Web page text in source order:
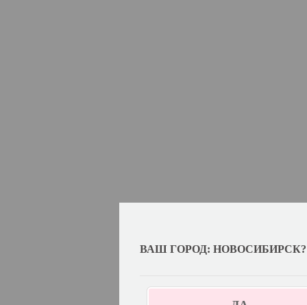
ВАШ ГОРОД: НОВОСИБИРСК?